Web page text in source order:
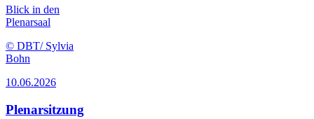
Blick in den
Plenarsaal
© DBT/ Sylvia
Bohn
10.06.2026
Plenarsitzung